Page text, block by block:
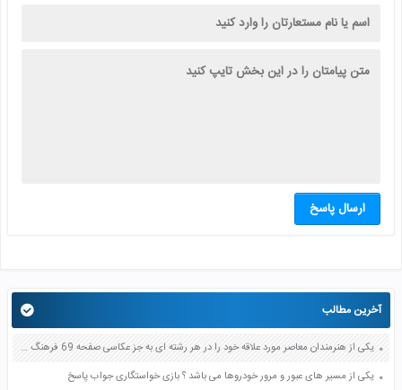
ارسال پاسخ
آخرین مطالب
یکی از هنرمندان معاصر مورد علاقه خود را در هر رشته ای به جز عکاسی صفحه 69 فرهنگ و هنر نهم
یکی از مسیر های عبور و مرور خودروها می باشد ؟ بازی خواستگاری جواب پاسخ